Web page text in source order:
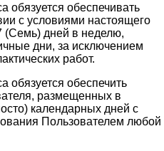
обязуется обеспечивать
с условиями настоящего
(Семь) дней в неделю,
дни, за исключением
работ.
обязуется обеспечить
размещенных в
календарных дней с
Пользователем любой